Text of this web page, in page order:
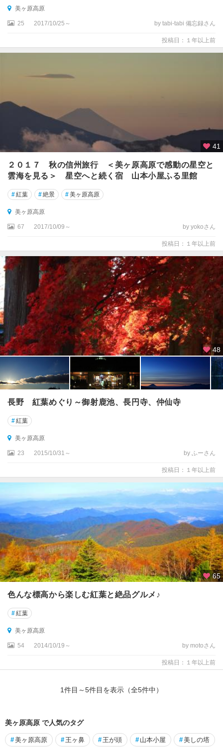
蓼
科
山
高
・
佐
久
・
小
馬
・
栂
池
五
穂
高
・
大
町
・
青
木
湖
上
田
倉
山
田
・
別
所
志
賀
原
野
沢
木
平
上
高
地
美ヶ原高原
25 2017/10/25～ by tabi-tabi 備忘録さん
投稿日：１年以上前
41
２０１７ 秋の信州旅行 ＜美ヶ原高原で感動の星空と
雲海を見る＞ 星空へと続く宿 山本小屋ふる里館
#紅葉 #絶景 #美ヶ原高原
美ヶ原高原
67 2017/10/09～ by yokoさん
投稿日：１年以上前
48
長野 紅葉めぐり～御射鹿池、長円寺、仲仙寺
#紅葉
美ヶ原高原
23 2015/10/31～ by ふーさん
投稿日：１年以上前
65
色んな標高から楽しむ紅葉と絶品グルメ♪
#紅葉
美ヶ原高原
54 2014/10/19～ by motoさん
投稿日：１年以上前
1件目～5件目を表示（全5件中）
美ヶ原高原 で人気のタグ
#美ヶ原高原 # 王ヶ鼻 # 王が頭 # 山本小屋 #美しの塔